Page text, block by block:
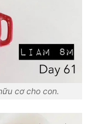
cơ cho con.